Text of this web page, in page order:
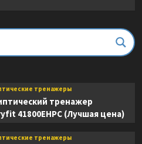
DFC E8745T
тренажеры
тренажер
41800EHPC (Лучшая цена)
тренажеры